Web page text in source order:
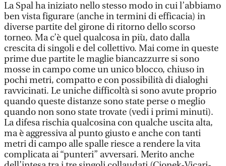
La Spal ha iniziato nello stesso modo in cui l’abbiamo
ben vista figurare (anche in termini di efficacia) in
diverse partite del girone di ritorno dello scorso
torneo. Ma c’è quel qualcosa in più, dato dalla
crescita di singoli e del collettivo. Mai come in queste
prime due partite le maglie biancazzurre si sono
mosse in campo come un unico blocco, chiuso in
pochi metri, compatto e con possibilità di dialoghi
ravvicinati. Le uniche difficoltà si sono avute proprio
quando queste distanze sono state perse o meglio
quando non sono state trovate (vedi i primi minuti).
La difesa rischia qualcosina con qualche uscita alta,
ma è aggressiva al punto giusto e anche con tanti
metri di campo alle spalle riesce a rendere la vita
complicata ai “punteri” avversari. Merito anche